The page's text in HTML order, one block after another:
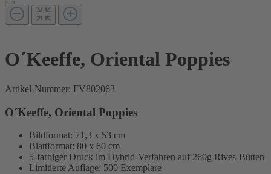
O´Keeffe, Oriental Poppies
Artikel-Nummer: FV802063
O´Keeffe, Oriental Poppies
Bildformat: 71,3 x 53 cm
Blattformat: 80 x 60 cm
5-farbiger Druck im Hybrid-Verfahren auf 260g Rives-Bütten
Limitierte Auflage: 500 Exemplare